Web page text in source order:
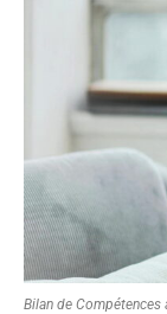
Bilan de Compétences